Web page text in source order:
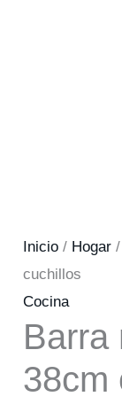
Inicio / Hogar
cuchillos
Cocina
Barra
38cm